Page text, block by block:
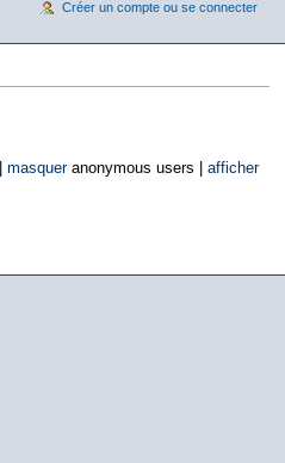
masqueranonymous users | afficher
Créer un compte ou se connecter